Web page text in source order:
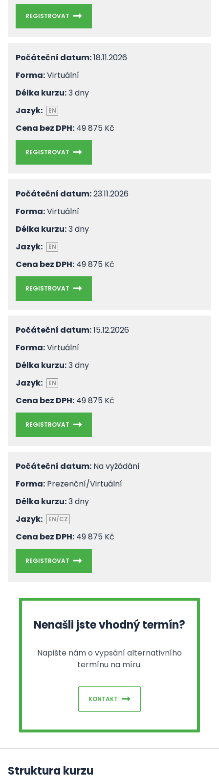
REGISTROVAT
Počáteční datum:18.11.2026
Forma:Virtuální
Délka kurzu:3 dny
Jazyk:
EN
Cena bez DPH: 49 875 Kč
REGISTROVAT
Počáteční datum:23.11.2026
Forma:Virtuální
Délka kurzu:3 dny
Jazyk:
EN
Cena bez DPH: 49 875 Kč
REGISTROVAT
Počáteční datum:15.12.2026
Forma:Virtuální
Délka kurzu:3 dny
Jazyk:
EN
Cena bez DPH: 49 875 Kč
REGISTROVAT
Počáteční datum: Na vyžádání
Forma: Prezenční/Virtuální
Délka kurzu:3 dny
Jazyk:
EN/CZ
Cena bez DPH: 49 875 Kč
REGISTROVAT
Nenašli jste vhodný termín?
Napište nám o vypsání alternativního
termínu na míru.
KONTAKT
Struktura kurzu